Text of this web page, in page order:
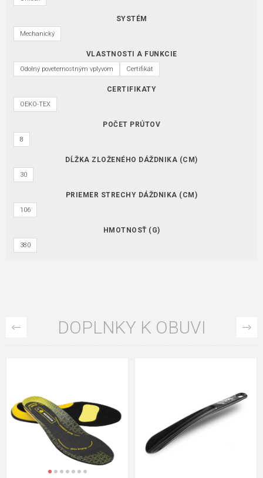
SYSTÉM
Mechanický
VLASTNOSTI A FUNKCIE
Odolný poveternostným vplyvom Certifikát
CERTIFIKATY
OEKO-TEX
POČET PRÚTOV
8
DĹŽKA ZLOŽENÉHO DÁŽDNIKA (CM)
30
PRIEMER STRECHY DÁŽDNIKA (CM)
106
HMOTNOSŤ (G)
380
DOPLNKY K OBUVI